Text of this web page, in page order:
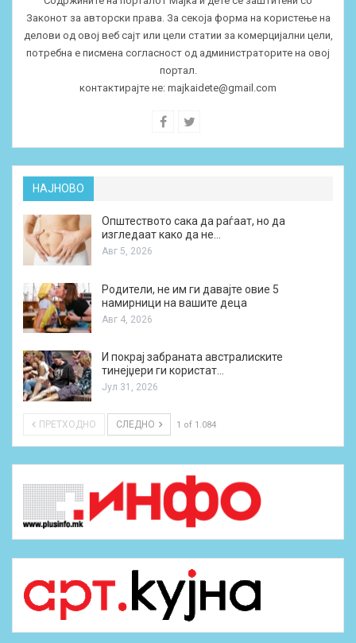
Законот за авторски права. За секоја форма на користење на
делови од овој веб сајт или цели статии за комерцијални цели,
потребна е писмена согласност од администраторите на овој
портал.
контактирајте не: majkaidete@gmail.com
НАЈНОВО
Општеството сака да раѓаат, но да
изгледаат како да не…
Авг 5, 2026
Родители, не им ги давајте овие 5
намирници на вашите деца
Авг 4, 2026
И покрај забраната австралиските
тинејџери ги користат…
Јул 31, 2026
ПРЕТХОДНО СЛЕДНО 1 of 1.084